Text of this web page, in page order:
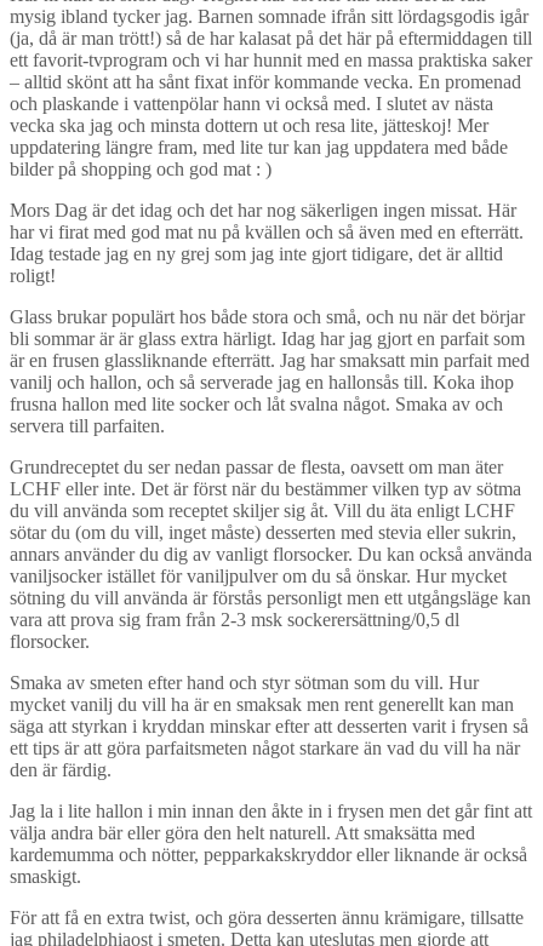
mysig ibland tycker jag. Barnen somnade ifrån sitt lördagsgodis igår
(ja, då är man trött!) så de har kalasat på det här på eftermiddagen till
ett favorit-tvprogram och vi har hunnit med en massa praktiska saker
– alltid skönt att ha sånt fixat inför kommande vecka. En promenad
och plaskande i vattenpölar hann vi också med. I slutet av nästa
vecka ska jag och minsta dottern ut och resa lite, jätteskoj! Mer
uppdatering längre fram, med lite tur kan jag uppdatera med både
bilder på shopping och god mat : )
Mors Dag är det idag och det har nog säkerligen ingen missat. Här
har vi firat med god mat nu på kvällen och så även med en efterrätt.
Idag testade jag en ny grej som jag inte gjort tidigare, det är alltid
roligt!
Glass brukar populärt hos både stora och små, och nu när det börjar
bli sommar är är glass extra härligt. Idag har jag gjort en parfait som
är en frusen glassliknande efterrätt. Jag har smaksatt min parfait med
vanilj och hallon, och så serverade jag en hallonsås till. Koka ihop
frusna hallon med lite socker och låt svalna något. Smaka av och
servera till parfaiten.
Grundreceptet du ser nedan passar de flesta, oavsett om man äter
LCHF eller inte. Det är först när du bestämmer vilken typ av sötma
du vill använda som receptet skiljer sig åt. Vill du äta enligt LCHF
sötar du (om du vill, inget måste) desserten med stevia eller sukrin,
annars använder du dig av vanligt florsocker. Du kan också använda
vaniljsocker istället för vaniljpulver om du så önskar. Hur mycket
sötning du vill använda är förstås personligt men ett utgångsläge kan
vara att prova sig fram från 2-3 msk sockerersättning/0,5 dl
florsocker.
Smaka av smeten efter hand och styr sötman som du vill. Hur
mycket vanilj du vill ha är en smaksak men rent generellt kan man
säga att styrkan i kryddan minskar efter att desserten varit i frysen så
ett tips är att göra parfaitsmeten något starkare än vad du vill ha när
den är färdig.
Jag la i lite hallon i min innan den åkte in i frysen men det går fint att
välja andra bär eller göra den helt naturell. Att smaksätta med
kardemumma och nötter, pepparkakskryddor eller liknande är också
smaskigt.
För att få en extra twist, och göra desserten ännu krämigare, tillsatte
jag philadelphiaost i smeten. Detta kan uteslutas men gjorde att